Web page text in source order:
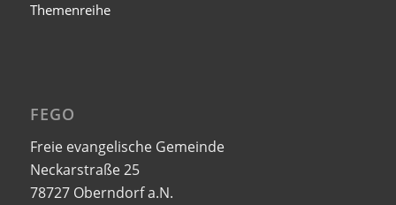
Themenreihe
FEGO
Freie evangelische Gemeinde
Neckarstraße 25
78727 Oberndorf a.N.